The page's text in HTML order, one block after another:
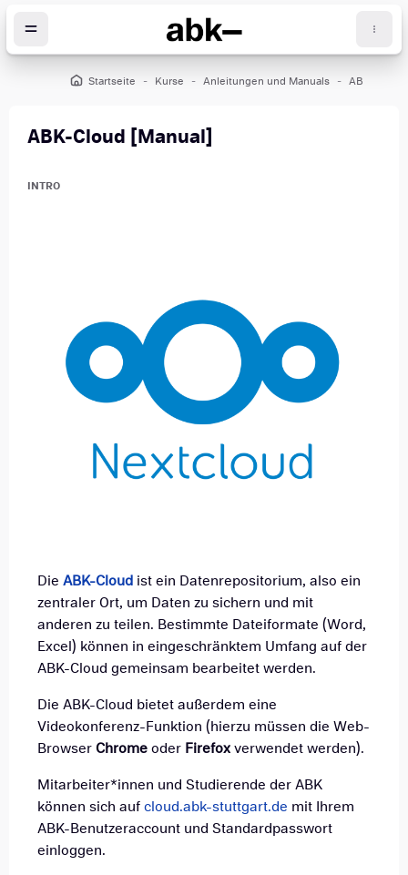
Startseite Kurse Anleitungen und Manuals ABK-Cloud
ABK-Cloud [Manual]
Blöcke
Intro überspringen
INTRO
DieABK-Cloud ist ein Datenrepositorium, also ein
zentraler Ort, um Daten zu sichern und mit
anderen zu teilen. Bestimmte Dateiformate (Word,
Excel) können in eingeschränktem Umfang auf der
ABK-Cloud gemeinsam bearbeitet werden.
Die ABK-Cloud bietet außerdem eine
Videokonferenz-Funktion (hierzu müssen die Web-
BrowserChromeoder Firefoxverwendet werden).
Mitarbeiter*innen und Studierende der ABK
können sich aufcloud.abk-stuttgart.de mit Ihrem
ABK-Benutzeraccount und Standardpasswort
einloggen.